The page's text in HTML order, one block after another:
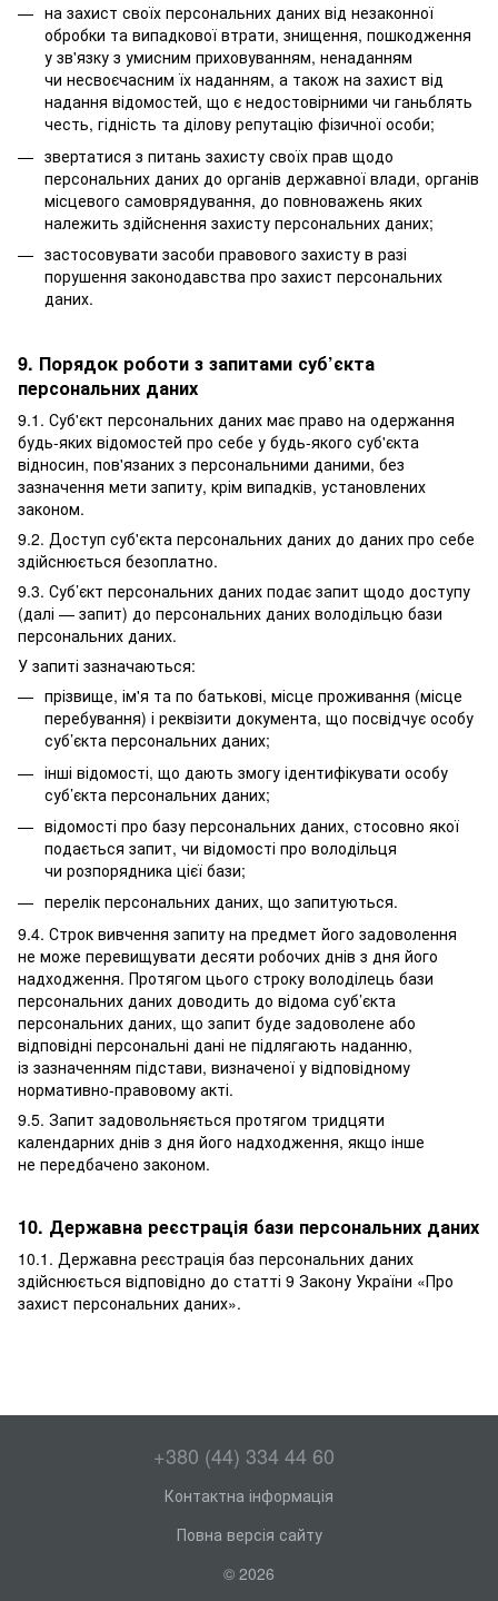
на захист своїх персональних даних від незаконної
обробки та випадкової втрати, знищення, пошкодження
у зв'язку з умисним приховуванням, ненаданням
чи несвоєчасним їх наданням, а також на захист від
надання відомостей, що є недостовірними чи ганьблять
честь, гідність та ділову репутацію фізичної особи;
звертатися з питань захисту своїх прав щодо
персональних даних до органів державної влади, органів
місцевого самоврядування, до повноважень яких
належить здійснення захисту персональних даних;
застосовувати засоби правового захисту в разі
порушення законодавства про захист персональних
даних.
9. Порядок роботи з запитами суб’єкта
персональних даних
9.1. Суб'єкт персональних даних має право на одержання
будь-яких відомостей про себе у будь-якого суб'єкта
відносин, пов'язаних з персональними даними, без
зазначення мети запиту, крім випадків, установлених
законом.
9.2. Доступ суб'єкта персональних даних до даних про себе
здійснюється безоплатно.
9.3. Суб’єкт персональних даних подає запит щодо доступу
(далі — запит) до персональних даних володільцю бази
персональних даних.
У запиті зазначаються:
прізвище, ім'я та по батькові, місце проживання (місце
перебування) і реквізити документа, що посвідчує особу
суб’єкта персональних даних;
інші відомості, що дають змогу ідентифікувати особу
суб’єкта персональних даних;
відомості про базу персональних даних, стосовно якої
подається запит, чи відомості про володільця
чи розпорядника цієї бази;
перелік персональних даних, що запитуються.
9.4. Строк вивчення запиту на предмет його задоволення
не може перевищувати десяти робочих днів з дня його
надходження. Протягом цього строку володілець бази
персональних даних доводить до відома суб’єкта
персональних даних, що запит буде задоволене або
відповідні персональні дані не підлягають наданню,
із зазначенням підстави, визначеної у відповідному
нормативно-правовому акті.
9.5. Запит задовольняється протягом тридцяти
календарних днів з дня його надходження, якщо інше
не передбачено законом.
10. Державна реєстрація бази персональних даних
10.1. Державна реєстрація баз персональних даних
здійснюється відповідно до статті 9 Закону України «Про
захист персональних даних».
+380 (44) 334 44 60
Контактна інформація
Повна версія сайту
© 2026